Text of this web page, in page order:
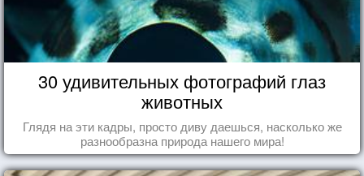
30 удивительных фотографий глаз
животных
Глядя на эти кадры, просто диву даешься, насколько же
разнообразна природа нашего мира!